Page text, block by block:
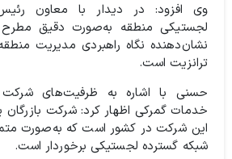
وی افزود: در دیدار با معاون
لجستیکی منطقه به‌صورت دقیق
نشان‌دهنده نگاه راهبردی مدیریت
ترانزیت است.
حسنی با اشاره به ظرفیت‌های شرکت
این شرکت در کشور است که به‌صورت
شبکه گسترده لجستیکی برخوردار است.